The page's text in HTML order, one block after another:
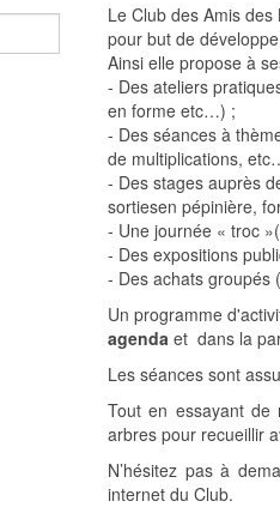
Le Club des Amis
pour but de
Ainsi elle propose à
- Des ateliers
en forme etc…) ;
- Des séances à
de multiplications,
- Des stages auprès
sortiesen pépinière,
- Une journée « troc
- Des expositions
- Des achats
Un programme
agenda et dans la
Les séances sont
Tout en essayant de
arbres pour recueillir
N’hésitez pas à
internet du Club.